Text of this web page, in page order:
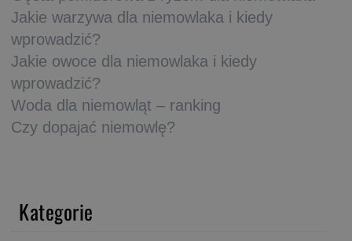
Jakie warzywa dla niemowlaka i kiedy
wprowadzić?
Jakie owoce dla niemowlaka i kiedy
wprowadzić?
Woda dla niemowląt – ranking
Czy dopajać niemowlę?
Kategorie